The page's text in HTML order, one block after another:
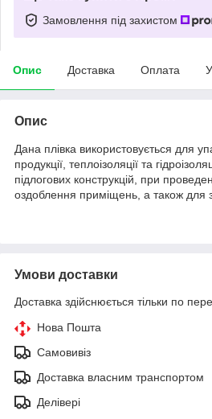
Замовлення під захистом
Опис Доставка Оплата
Опис
Дана плівка використовується для
продукції, теплоізоляції та
підлогових конструкцій, при
оздоблення приміщень, а також для
Умови доставки
Доставка здійснюється тільки по
Нова Пошта
Самовивіз
Доставка власним транспортом
Делівері